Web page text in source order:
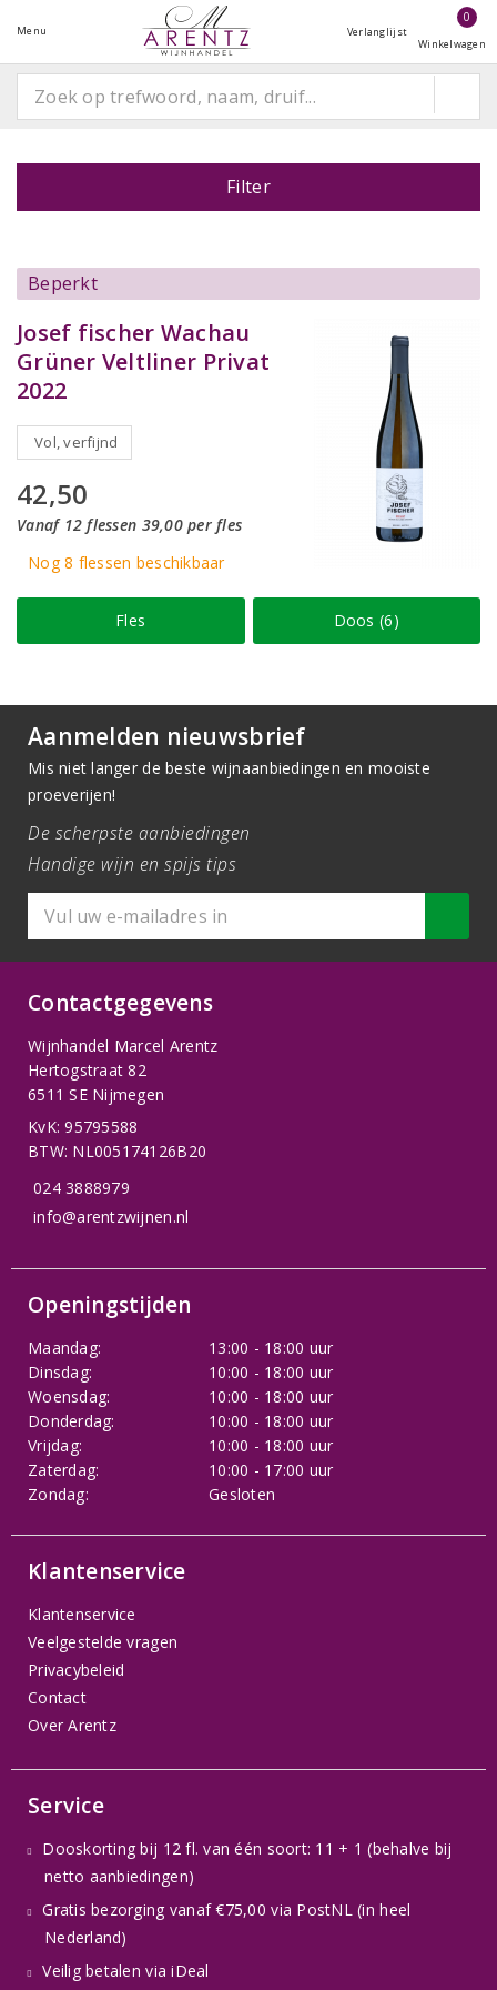
Menu Verlanglijst
0
Winkelwagen
Filter
Beperkt
Josef fischer Wachau
Grüner Veltliner Privat
2022
Vol, verfijnd
42,50
Vanaf 12 flessen 39,00 per fles
Nog 8 flessen beschikbaar
Fles Doos (6)
Aanmelden nieuwsbrief
Mis niet langer de beste wijnaanbiedingen en mooiste
proeverijen!
De scherpste aanbiedingen
Handige wijn en spijs tips
Contactgegevens
Wijnhandel Marcel Arentz
Hertogstraat 82
6511 SE Nijmegen
KvK: 95795588
BTW: NL005174126B20
024 3888979
info@arentzwijnen.nl
Openingstijden
Maandag:
13:00 - 18:00 uur
Dinsdag:
10:00 - 18:00 uur
Woensdag:
10:00 - 18:00 uur
Donderdag:
10:00 - 18:00 uur
Vrijdag:
10:00 - 18:00 uur
Zaterdag:
10:00 - 17:00 uur
Zondag:
Gesloten
Klantenservice
Klantenservice
Veelgestelde vragen
Privacybeleid
Contact
Over Arentz
Service
Dooskorting bij 12 fl. van één soort: 11 + 1 (behalve bij
netto aanbiedingen)
Gratis bezorging vanaf €75,00 via PostNL (in heel
Nederland)
Veilig betalen via iDeal